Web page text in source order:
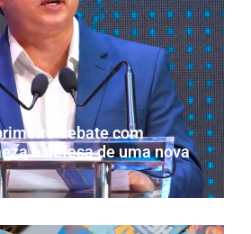
debate com
e defesa de uma nova